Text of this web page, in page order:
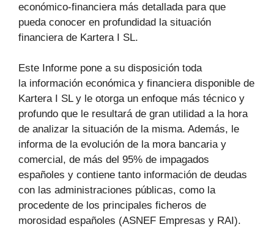
económico-financiera más detallada para que
pueda conocer en profundidad la situación
financiera de Kartera I SL.
Este Informe pone a su disposición toda
la información económica y financiera disponible de
Kartera I SL y le otorga un enfoque más técnico y
profundo que le resultará de gran utilidad a la hora
de analizar la situación de la misma. Además, le
informa de la evolución de la mora bancaria y
comercial, de más del 95% de impagados
españoles y contiene tanto información de deudas
con las administraciones públicas, como la
procedente de los principales ficheros de
morosidad españoles (ASNEF Empresas y RAI).